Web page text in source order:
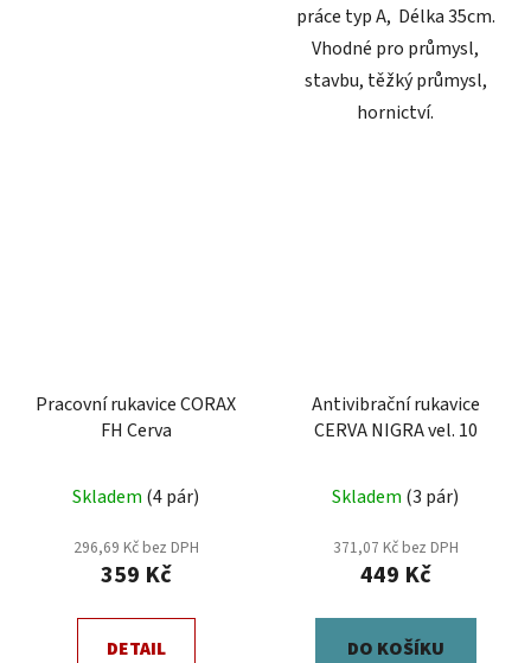
práce typ A, Délka 35cm.
Vhodné pro průmysl,
stavbu, těžký průmysl,
hornictví.
Pracovní rukavice CORAX
FH Cerva
hodnocení
produktu
je
z
Skladem (4 pár)
296,69 Kč bez DPH
359 Kč
DETAIL
Antivibrační rukavice
CERVA NIGRA vel. 10
Skladem (3 pár)
371,07 Kč bez DPH
449 Kč
DO KOŠÍKU